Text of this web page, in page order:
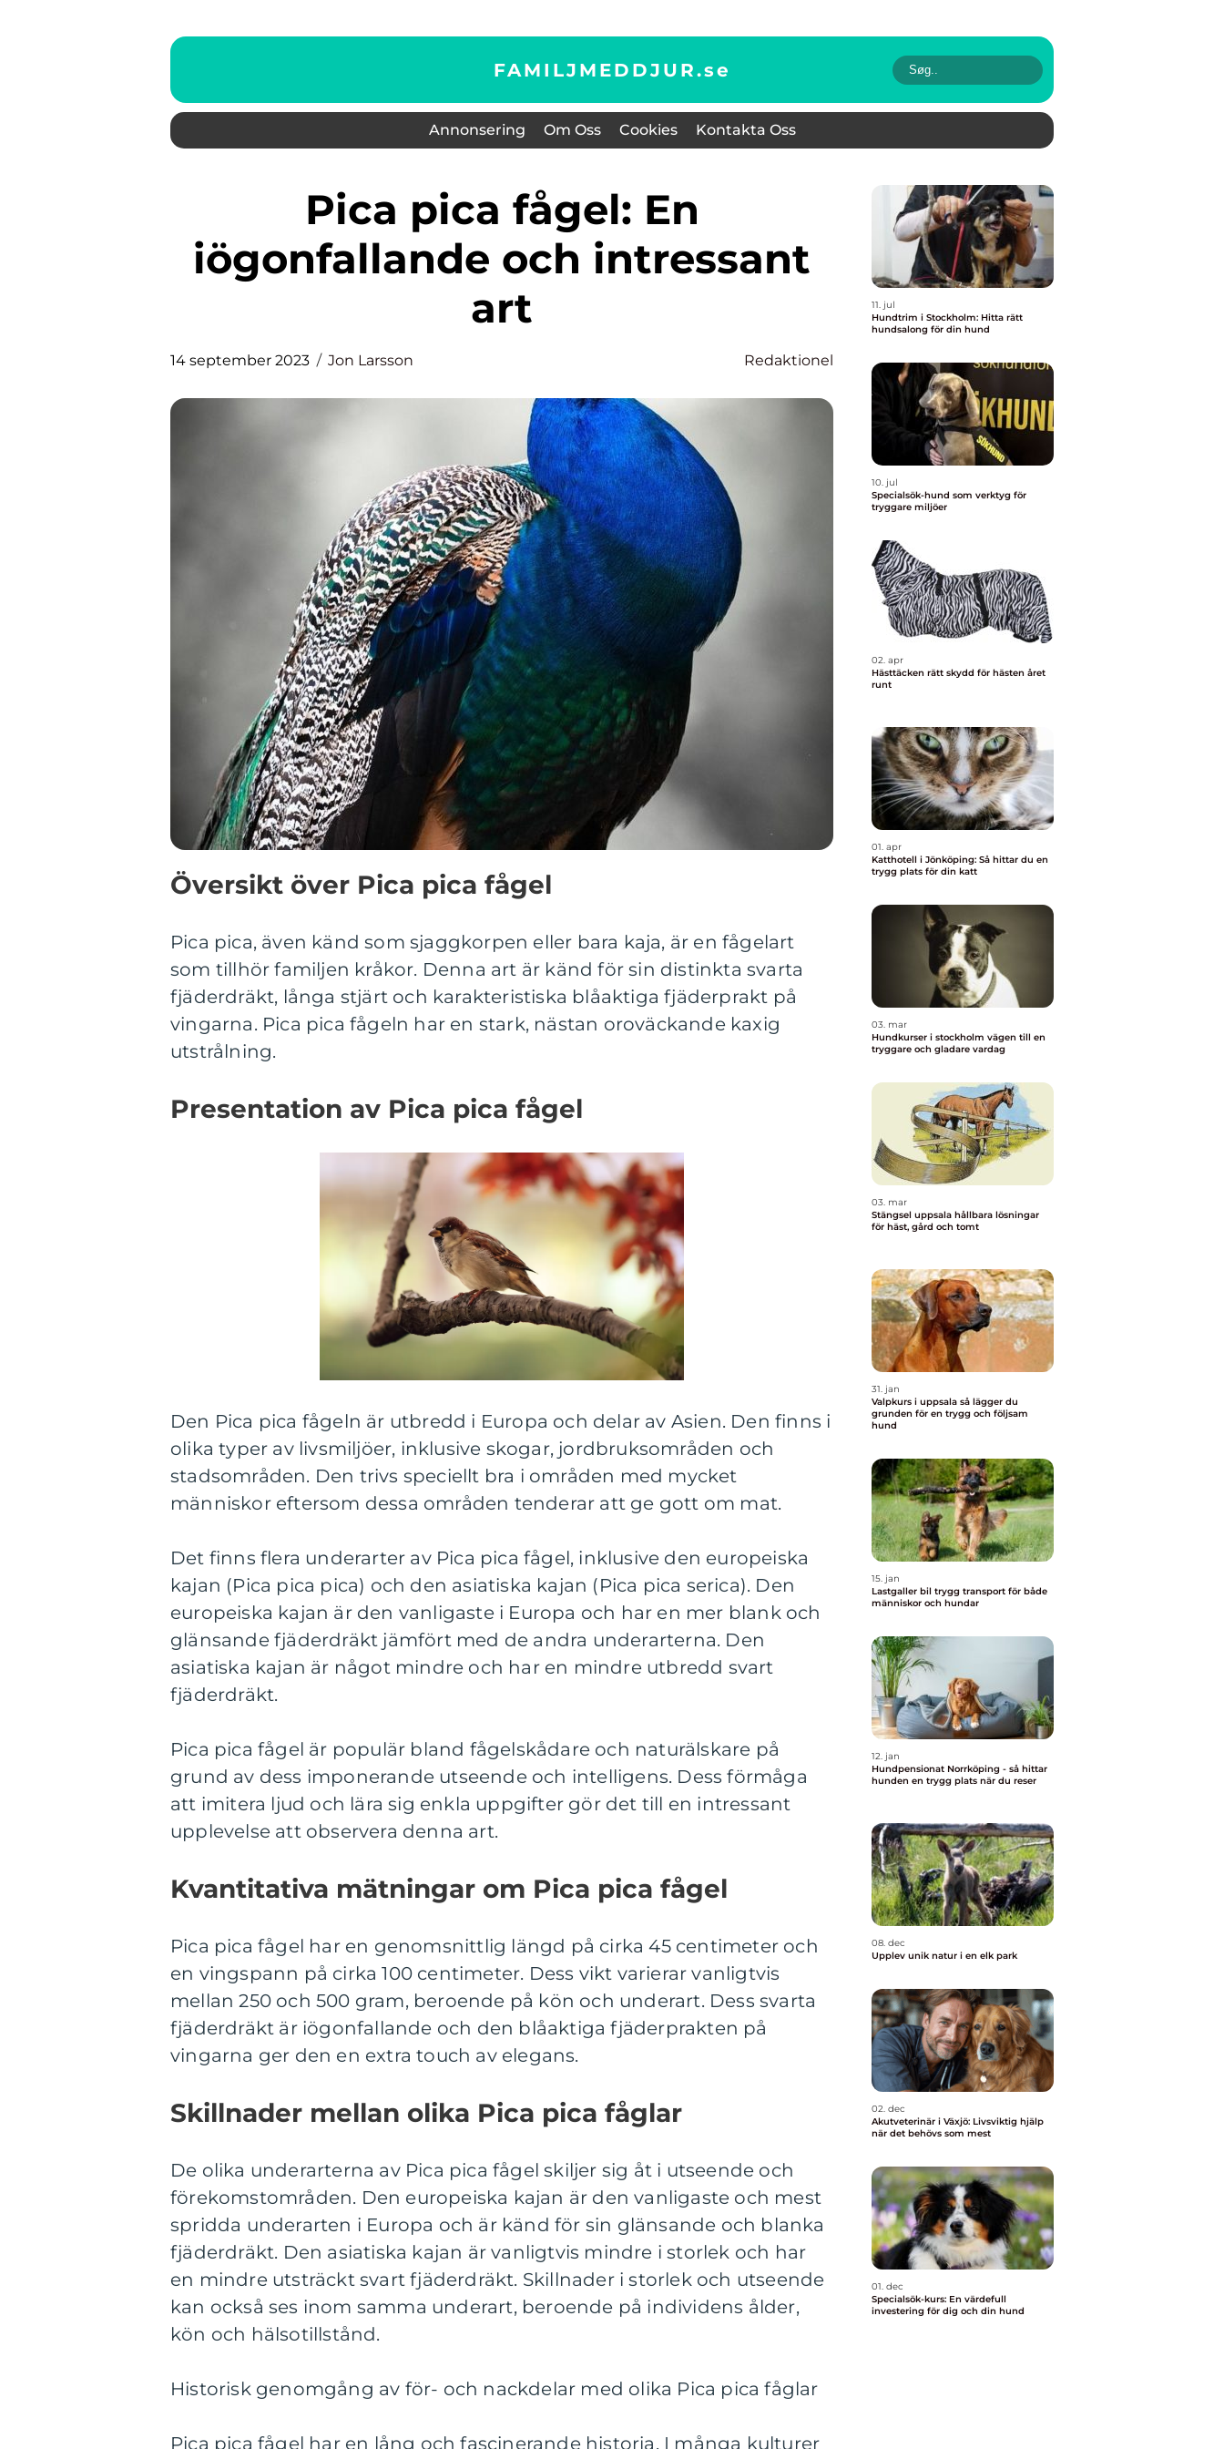
FAMILJMEDDJUR.se
Annonsering Om Oss Cookies Kontakta Oss
Pica pica fågel: En
iögonfallande och intressant
art
14 september 2023 Jon Larsson Redaktionel
Översikt över Pica pica fågel
Pica pica, även känd som sjaggkorpen eller bara kaja, är en fågelart
som tillhör familjen kråkor. Denna art är känd för sin distinkta svarta
fjäderdräkt, långa stjärt och karakteristiska blåaktiga fjäderprakt på
vingarna. Pica pica fågeln har en stark, nästan oroväckande kaxig
utstrålning.
Presentation av Pica pica fågel
Den Pica pica fågeln är utbredd i Europa och delar av Asien. Den finns i
olika typer av livsmiljöer, inklusive skogar, jordbruksområden och
stadsområden. Den trivs speciellt bra i områden med mycket
människor eftersom dessa områden tenderar att ge gott om mat.
Det finns flera underarter av Pica pica fågel, inklusive den europeiska
kajan (Pica pica pica) och den asiatiska kajan (Pica pica serica). Den
europeiska kajan är den vanligaste i Europa och har en mer blank och
glänsande fjäderdräkt jämfört med de andra underarterna. Den
asiatiska kajan är något mindre och har en mindre utbredd svart
fjäderdräkt.
Pica pica fågel är populär bland fågelskådare och naturälskare på
grund av dess imponerande utseende och intelligens. Dess förmåga
att imitera ljud och lära sig enkla uppgifter gör det till en intressant
upplevelse att observera denna art.
Kvantitativa mätningar om Pica pica fågel
Pica pica fågel har en genomsnittlig längd på cirka 45 centimeter och
en vingspann på cirka 100 centimeter. Dess vikt varierar vanligtvis
mellan 250 och 500 gram, beroende på kön och underart. Dess svarta
fjäderdräkt är iögonfallande och den blåaktiga fjäderprakten på
vingarna ger den en extra touch av elegans.
Skillnader mellan olika Pica pica fåglar
De olika underarterna av Pica pica fågel skiljer sig åt i utseende och
förekomstområden. Den europeiska kajan är den vanligaste och mest
spridda underarten i Europa och är känd för sin glänsande och blanka
fjäderdräkt. Den asiatiska kajan är vanligtvis mindre i storlek och har
en mindre utsträckt svart fjäderdräkt. Skillnader i storlek och utseende
kan också ses inom samma underart, beroende på individens ålder,
kön och hälsotillstånd.
Historisk genomgång av för- och nackdelar med olika Pica pica fåglar
Pica pica fågel har en lång och fascinerande historia. I många kulturer
11. jul
Hundtrim i Stockholm: Hitta rätt
hundsalong för din hund
10. jul
Specialsök-hund som verktyg för
tryggare miljöer
02. apr
Hästtäcken rätt skydd för hästen året
runt
01. apr
Katthotell i Jönköping: Så hittar du en
trygg plats för din katt
03. mar
Hundkurser i stockholm vägen till en
tryggare och gladare vardag
03. mar
Stängsel uppsala hållbara lösningar
för häst, gård och tomt
31. jan
Valpkurs i uppsala så lägger du
grunden för en trygg och följsam
hund
15. jan
Lastgaller bil trygg transport för både
människor och hundar
12. jan
Hundpensionat Norrköping - så hittar
hunden en trygg plats när du reser
08. dec
Upplev unik natur i en elk park
02. dec
Akutveterinär i Växjö: Livsviktig hjälp
när det behövs som mest
01. dec
Specialsök-kurs: En värdefull
investering för dig och din hund